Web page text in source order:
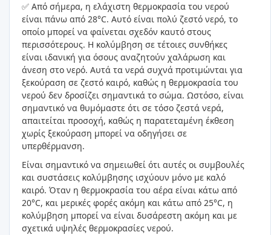
✅ Από σήμερα, η ελάχιστη θερμοκρασία του νερού
είναι πάνω από 28°C. Αυτό είναι πολύ ζεστό νερό, το
οποίο μπορεί να φαίνεται σχεδόν καυτό στους
περισσότερους. Η κολύμβηση σε τέτοιες συνθήκες
είναι ιδανική για όσους αναζητούν χαλάρωση και
άνεση στο νερό. Αυτά τα νερά συχνά προτιμώνται για
ξεκούραση σε ζεστό καιρό, καθώς η θερμοκρασία του
νερού δεν δροσίζει σημαντικά το σώμα. Ωστόσο, είναι
σημαντικό να θυμόμαστε ότι σε τόσο ζεστά νερά,
απαιτείται προσοχή, καθώς η παρατεταμένη έκθεση
χωρίς ξεκούραση μπορεί να οδηγήσει σε
υπερθέρμανση.
Είναι σημαντικό να σημειωθεί ότι αυτές οι συμβουλές
και συστάσεις κολύμβησης ισχύουν μόνο με καλό
καιρό. Όταν η θερμοκρασία του αέρα είναι κάτω από
20°C, και μερικές φορές ακόμη και κάτω από 25°C, η
κολύμβηση μπορεί να είναι δυσάρεστη ακόμη και με
σχετικά υψηλές θερμοκρασίες νερού.